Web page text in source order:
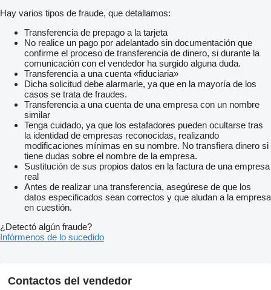
Hay varios tipos de fraude, que detallamos:
Transferencia de prepago a la tarjeta
No realice un pago por adelantado sin documentación que
confirme el proceso de transferencia de dinero, si durante la
comunicación con el vendedor ha surgido alguna duda.
Transferencia a una cuenta «fiduciaria»
Dicha solicitud debe alarmarle, ya que en la mayoría de los
casos se trata de fraudes.
Transferencia a una cuenta de una empresa con un nombre
similar
Tenga cuidado, ya que los estafadores pueden ocultarse tras
la identidad de empresas reconocidas, realizando
modificaciones mínimas en su nombre. No transfiera dinero si
tiene dudas sobre el nombre de la empresa.
Sustitución de sus propios datos en la factura de una empresa
real
Antes de realizar una transferencia, asegúrese de que los
datos especificados sean correctos y que aludan a la empresa
en cuestión.
¿Detectó algún fraude?
Infórmenos de lo sucedido
Contactos del vendedor